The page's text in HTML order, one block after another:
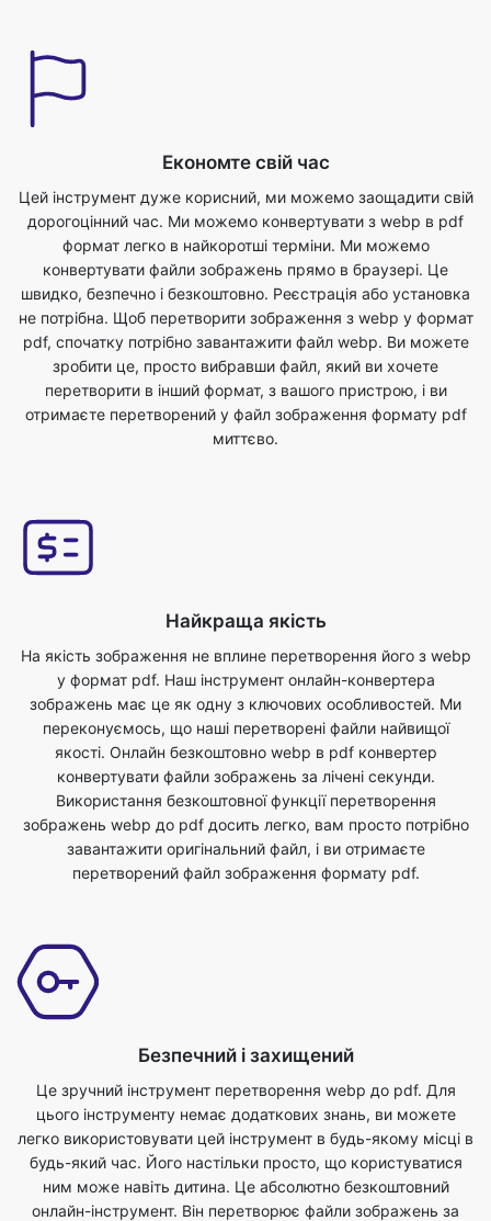
Економте свій час
Цей інструмент дуже корисний, ми можемо заощадити свій
дорогоцінний час. Ми можемо конвертувати з webp в pdf
формат легко в найкоротші терміни. Ми можемо
конвертувати файли зображень прямо в браузері. Це
швидко, безпечно і безкоштовно. Реєстрація або установка
не потрібна. Щоб перетворити зображення з webp у формат
pdf, спочатку потрібно завантажити файл webp. Ви можете
зробити це, просто вибравши файл, який ви хочете
перетворити в інший формат, з вашого пристрою, і ви
отримаєте перетворений у файл зображення формату pdf
миттєво.
Найкраща якість
На якість зображення не вплине перетворення його з webp
у формат pdf. Наш інструмент онлайн-конвертера
зображень має це як одну з ключових особливостей. Ми
переконуємось, що наші перетворені файли найвищої
якості. Онлайн безкоштовно webp в pdf конвертер
конвертувати файли зображень за лічені секунди.
Використання безкоштовної функції перетворення
зображень webp до pdf досить легко, вам просто потрібно
завантажити оригінальний файл, і ви отримаєте
перетворений файл зображення формату pdf.
Безпечний і захищений
Це зручний інструмент перетворення webp до pdf. Для
цього інструменту немає додаткових знань, ви можете
легко використовувати цей інструмент в будь-якому місці в
будь-який час. Його настільки просто, що користуватися
ним може навіть дитина. Це абсолютно безкоштовний
онлайн-інструмент. Він перетворює файли зображень за